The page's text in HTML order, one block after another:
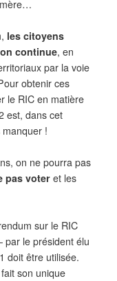
les citoyens
continue, en
par la voie
obtenir ces
le RIC en matière
est, dans cet
!
on ne pourra pas
pas voter et les
sur le RIC
par le président élu
doit être utilisée.
son unique